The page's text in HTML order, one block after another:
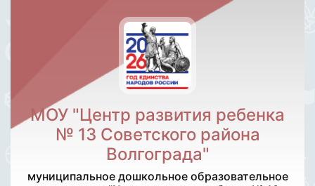
МОУ "Центр развития ребенка
№ 13 Советского района
Волгограда"
муниципальное дошкольное образовательное